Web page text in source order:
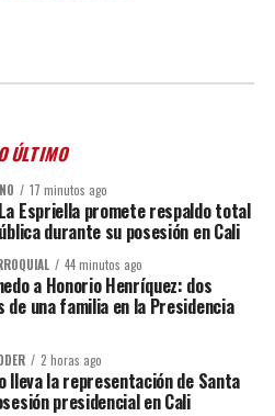
ÚLTIMO
17 minutos ago
Espriella promete respaldo total
durante su posesión en Cali
44 minutos ago
a Honorio Henríquez: dos
de una familia en la Presidencia
2 horas ago
lleva la representación de Santa
presidencial en Cali